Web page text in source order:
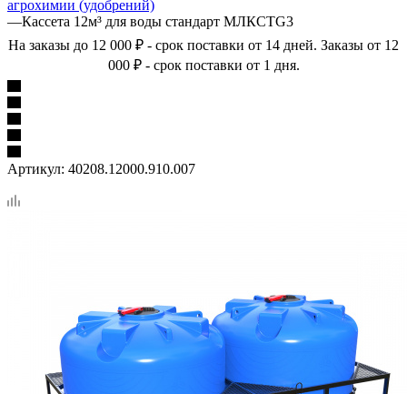
агрохимии (удобрений)
—Кассета 12м³ для воды стандарт МЛКСТG3
На заказы до 12 000 ₽ - срок поставки от 14 дней. Заказы от 12
000 ₽ - срок поставки от 1 дня.
Артикул: 40208.12000.910.007